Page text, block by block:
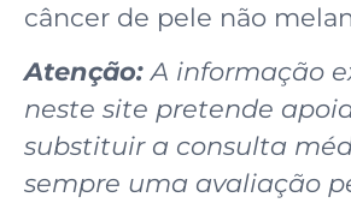
câncer de pele não
Atenção: A informação
neste site pretende
substituir a consulta
sempre uma avaliação